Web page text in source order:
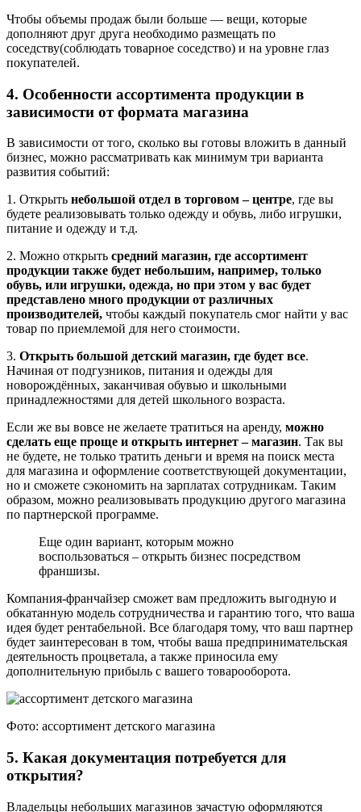
Чтобы объемы продаж были больше — вещи, которые
дополняют друг друга необходимо размещать по
соседству(соблюдать товарное соседство) и на уровне глаз
покупателей.
4. Особенности ассортимента продукции в
зависимости от формата магазина
В зависимости от того, сколько вы готовы вложить в данный
бизнес, можно рассматривать как минимум три варианта
развития событий:
1. Открыть небольшой отдел в торговом – центре, где вы
будете реализовывать только одежду и обувь, либо игрушки,
питание и одежду и т.д.
2. Можно открыть средний магазин, где ассортимент
продукции также будет небольшим, например, только
обувь, или игрушки, одежда, но при этом у вас будет
представлено много продукции от различных
производителей, чтобы каждый покупатель смог найти у вас
товар по приемлемой для него стоимости.
3. Открыть большой детский магазин, где будет все.
Начиная от подгузников, питания и одежды для
новорождённых, заканчивая обувью и школьными
принадлежностями для детей школьного возраста.
Если же вы вовсе не желаете тратиться на аренду, можно
сделать еще проще и открыть интернет – магазин. Так вы
не будете, не только тратить деньги и время на поиск места
для магазина и оформление соответствующей документации,
но и сможете сэкономить на зарплатах сотрудникам. Таким
образом, можно реализовывать продукцию другого магазина
по партнерской программе.
Еще один вариант, которым можно
воспользоваться – открыть бизнес посредством
франшизы.
Компания-франчайзер сможет вам предложить выгодную и
обкатанную модель сотрудничества и гарантию того, что ваша
идея будет рентабельной. Все благодаря тому, что ваш партнер
будет заинтересован в том, чтобы ваша предпринимательская
деятельность процветала, а также приносила ему
дополнительную прибыль с вашего товарооборота.
Фото: ассортимент детского магазина
5. Какая документация потребуется для
открытия?
Владельцы небольших магазинов зачастую оформляются